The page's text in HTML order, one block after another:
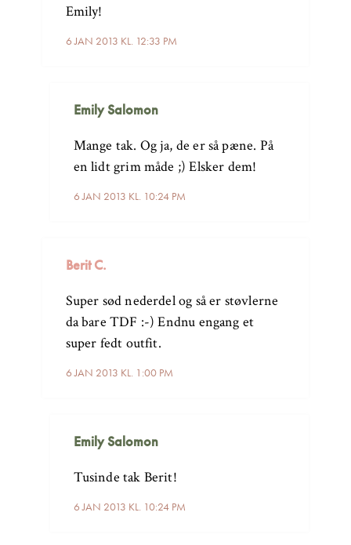
6 JAN 2013 KL. 12:33 PM
Emily!
Emily Salomon
6 JAN 2013 KL. 10:24 PM
Mange tak. Og ja, de er så pæne. På
en lidt grim måde ;) Elsker dem!
Berit C.
6 JAN 2013 KL. 1:00 PM
Super sød nederdel og så er støvlerne
da bare TDF :-) Endnu engang et
super fedt outfit.
Emily Salomon
6 JAN 2013 KL. 10:24 PM
Tusinde tak Berit!